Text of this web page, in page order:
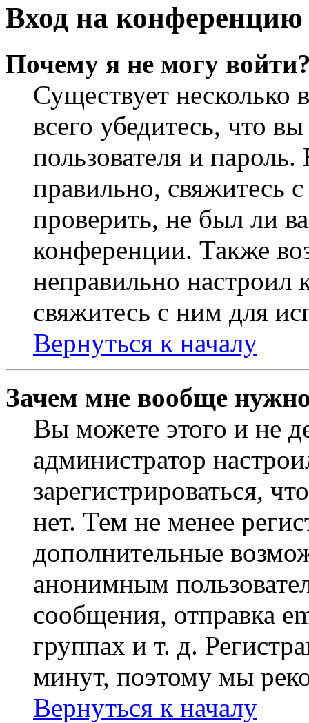
Вход на конференцию
Почему я не могу
Существует
всего убедитесь, что
пользователя и
правильно, свяжитесь
проверить, не был ли
конференции. Также
неправильно
свяжитесь с ним для
Вернуться к началу
Зачем мне вообще
Вы можете этого и не
администратор
зарегистрироваться,
нет. Тем не менее
дополнительные
анонимным
сообщения, отправка
группах и т. д.
минут, поэтому мы
Вернуться к началу